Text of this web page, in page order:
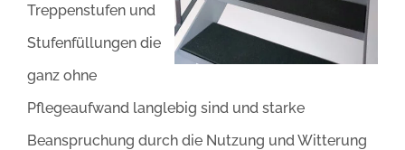
Treppenstufen und
Stufenfüllungen die
ganz ohne
Pflegeaufwand langlebig sind und starke
Beanspruchung durch die Nutzung und Witterung